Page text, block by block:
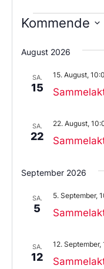
Kommende
Sie
das
aus.
August 2026
SA.
15
15. August,
SA.
22
22. August,
September 2026
SA.
5
5. September,
SA.
12
12. September,